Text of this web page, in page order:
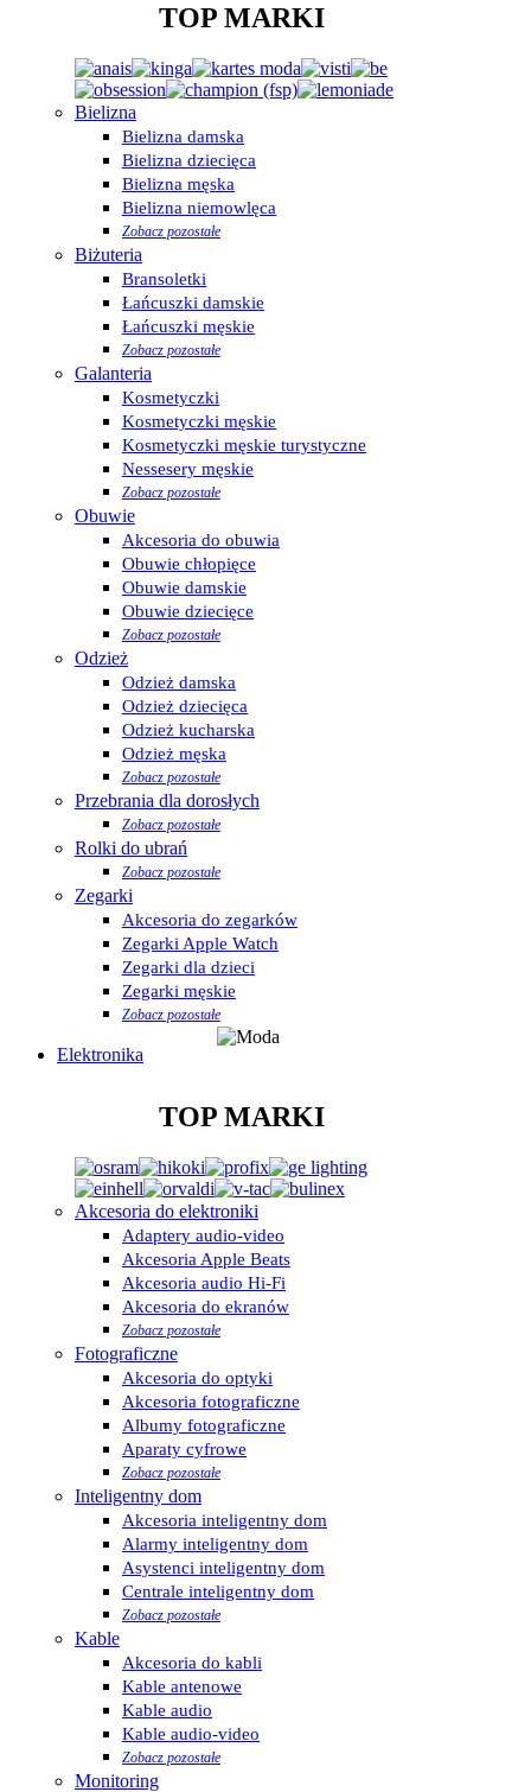
TOP MARKI
Bielizna
Bielizna damska
Bielizna dziecięca
Bielizna męska
Bielizna niemowlęca
Zobacz pozostałe
Biżuteria
Bransoletki
Łańcuszki damskie
Łańcuszki męskie
Zobacz pozostałe
Galanteria
Kosmetyczki
Kosmetyczki męskie
Kosmetyczki męskie turystyczne
Nessesery męskie
Zobacz pozostałe
Obuwie
Akcesoria do obuwia
Obuwie chłopięce
Obuwie damskie
Obuwie dziecięce
Zobacz pozostałe
Odzież
Odzież damska
Odzież dziecięca
Odzież kucharska
Odzież męska
Zobacz pozostałe
Przebrania dla dorosłych
Zobacz pozostałe
Rolki do ubrań
Zobacz pozostałe
Zegarki
Akcesoria do zegarków
Zegarki Apple Watch
Zegarki dla dzieci
Zegarki męskie
Zobacz pozostałe
Elektronika
TOP MARKI
Akcesoria do elektroniki
Adaptery audio-video
Akcesoria Apple Beats
Akcesoria audio Hi-Fi
Akcesoria do ekranów
Zobacz pozostałe
Fotograficzne
Akcesoria do optyki
Akcesoria fotograficzne
Albumy fotograficzne
Aparaty cyfrowe
Zobacz pozostałe
Inteligentny dom
Akcesoria inteligentny dom
Alarmy inteligentny dom
Asystenci inteligentny dom
Centrale inteligentny dom
Zobacz pozostałe
Kable
Akcesoria do kabli
Kable antenowe
Kable audio
Kable audio-video
Zobacz pozostałe
Monitoring